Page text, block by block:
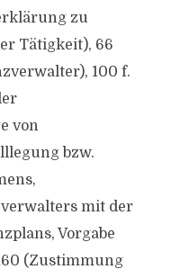
zu
Tätigkeit), 66
100 f.
von
bzw.
mit der
Vorgabe
(Zustimmung